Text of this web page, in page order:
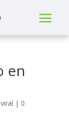
en
viral | 0